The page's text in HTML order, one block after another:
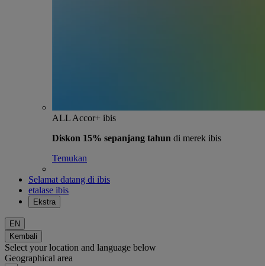
ALL Accor+ ibis
Diskon 15% sepanjang tahun di merek ibis
Temukan
Selamat datang di ibis
etalase ibis
Ekstra
EN
Kembali
Select your location and language below
Geographical area